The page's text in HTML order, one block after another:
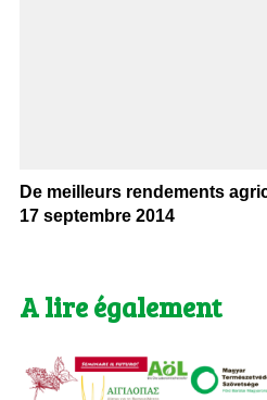
De meilleurs rendements
17 septembre 2014
A lire également